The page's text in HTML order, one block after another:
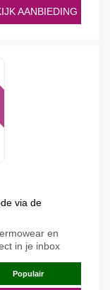
AANBIEDING
via de
en
in je inbox
Populair